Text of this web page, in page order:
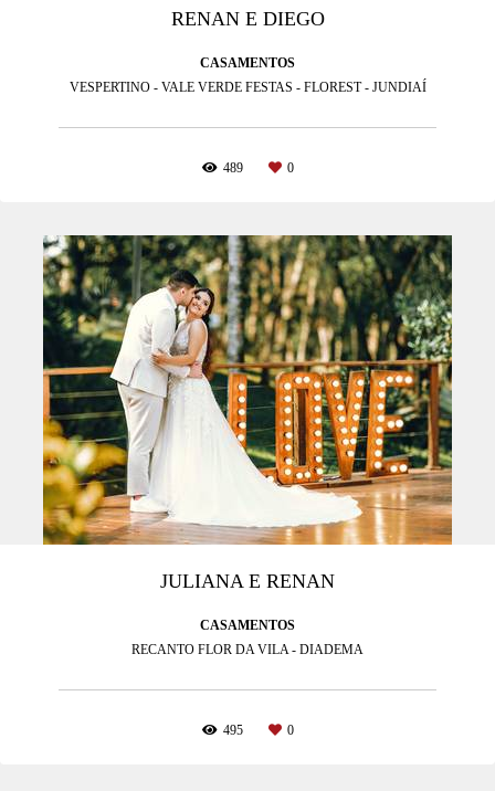
RENAN E DIEGO
CASAMENTOS
VESPERTINO - VALE VERDE FESTAS - FLOREST - JUNDIAÍ
489 0
JULIANA E RENAN
CASAMENTOS
RECANTO FLOR DA VILA - DIADEMA
495 0